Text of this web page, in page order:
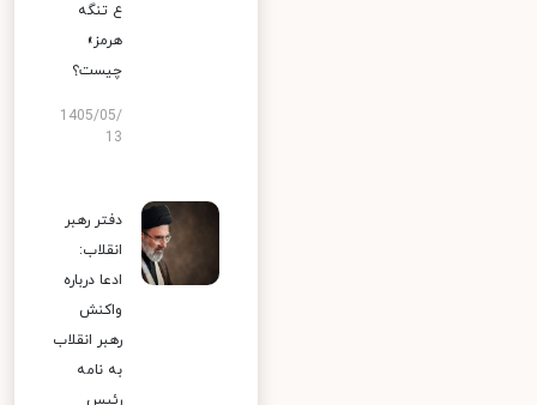
ع تنگه
هرمز»
چیست؟
1405/05/
13
دفتر رهبر
انقلاب:
ادعا درباره
واکنش
رهبر انقلاب
به نامه
رئیس